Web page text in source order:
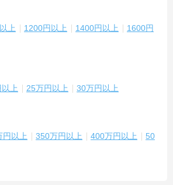
上 1200円以上 1400円以上
1600円
上 25万円以上 30万円以上
円以上 350万円以上 400万円以上
50